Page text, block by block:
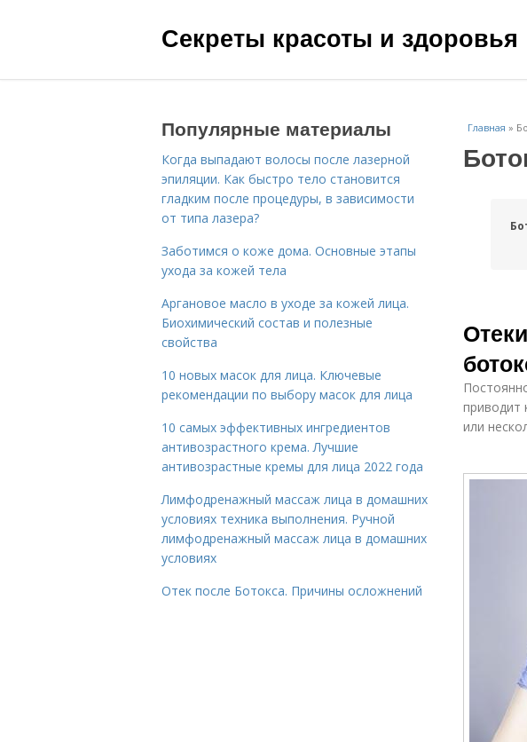
Секреты красоты и здоровья
Главная »
приводит
или
Популярные материалы
Когда выпадают волосы после лазерной
эпиляции. Как быстро тело становится
гладким после процедуры, в зависимости
от типа лазера?
Заботимся о коже дома. Основные этапы
ухода за кожей тела
Аргановое масло в уходе за кожей лица.
Биохимический состав и полезные
свойства
10 новых масок для лица. Ключевые
рекомендации по выбору масок для лица
10 самых эффективных ингредиентов
антивозрастного крема. Лучшие
антивозрастные кремы для лица 2022 года
Лимфодренажный массаж лица в домашних
условиях техника выполнения. Ручной
лимфодренажный массаж лица в домашних
условиях
Отек после Ботокса. Причины осложнений